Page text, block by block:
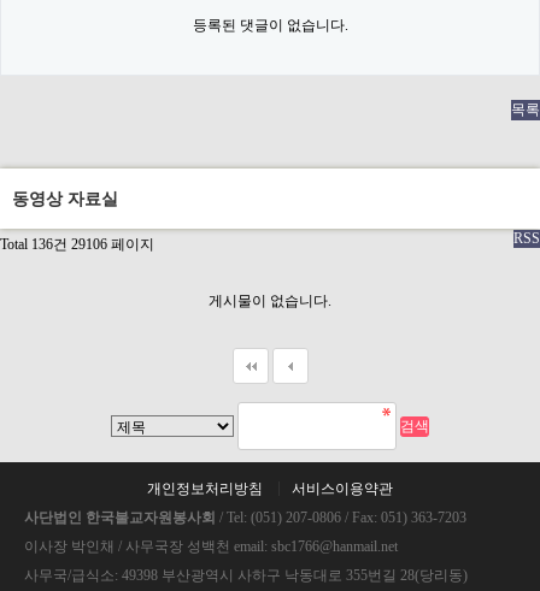
등록된 댓글이 없습니다.
목록
동영상 자료실
Total 136건 29106 페이지 RSS
게시물이 없습니다.
개인정보처리방침
서비스이용약관
사단법인 한국불교자원봉사회 / Tel: (051) 207-0806 / Fax: 051) 363-7203
이사장 박인채 / 사무국장 성백천 email: sbc1766@hanmail.net
사무국/급식소: 49398 부산광역시 사하구 낙동대로 355번길 28(당리동)